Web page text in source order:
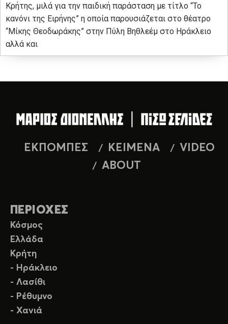
Κρήτης, μιλά για την παιδική παράσταση με τίτλο “Το
κανόνι της Ειρήνης” η οποία παρουσιάζεται στο θέατρο
“Μίκης Θεοδωράκης” στην Πύλη Βηθλεέμ στο Ηράκλειο
αλλά και
ΕΚΠΟΜΠΕΣ ΚΕΙΜΕΝΑ
VIDEO
ABOUT
ΠΕΡΙΟΧΕΣ
Κόσμος
Ελλάδα
Κρήτη
- Ηράκλειο
- Λασίθι
- Ρέθυμνο
- Χανιά